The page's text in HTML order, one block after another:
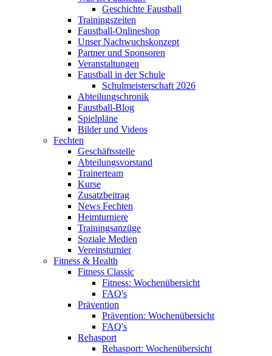
Geschichte Faustball
Trainingszeiten
Faustball-Onlineshop
Unser Nachwuchskonzept
Partner und Sponsoren
Veranstaltungen
Faustball in der Schule
Schulmeisterschaft 2026
Abteilungschronik
Faustball-Blog
Spielpläne
Bilder und Videos
Fechten
Geschäftsstelle
Abteilungsvorstand
Trainerteam
Kurse
Zusatzbeitrag
News Fechten
Heimturniere
Trainingsanzüge
Soziale Medien
Vereinsturnier
Fitness & Health
Fitness Classic
Fitness: Wochenübersicht
FAQ's
Prävention
Prävention: Wochenübersicht
FAQ's
Rehasport
Rehasport: Wochenübersicht